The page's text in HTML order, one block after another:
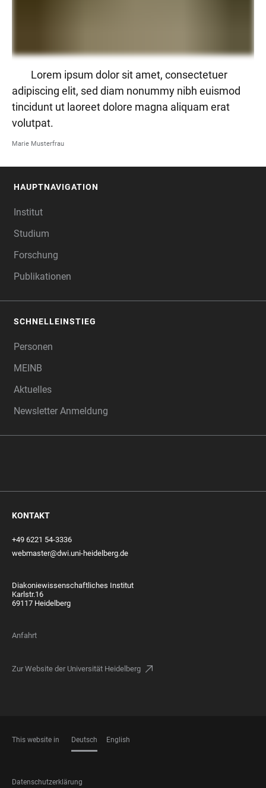
Lorem ipsum dolor sit amet, consectetuer
adipiscing elit, sed diam nonummy nibh euismod
tincidunt ut laoreet dolore magna aliquam erat
volutpat.
Marie Musterfrau
HAUPTNAVIGATION
Institut
Studium
Forschung
Publikationen
SCHNELLEINSTIEG
Personen
MEINB
Aktuelles
Newsletter Anmeldung
KONTAKT
+49 6221 54-3336
webmaster@dwi.uni-heidelberg.de
Diakoniewissenschaftliches Institut
Karlstr.16
69117 Heidelberg
Anfahrt
Zur Website der Universität Heidelberg
This website in Deutsch English
FOOTER
Datenschutzerklärung